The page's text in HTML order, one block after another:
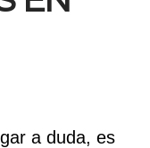
a duda, es